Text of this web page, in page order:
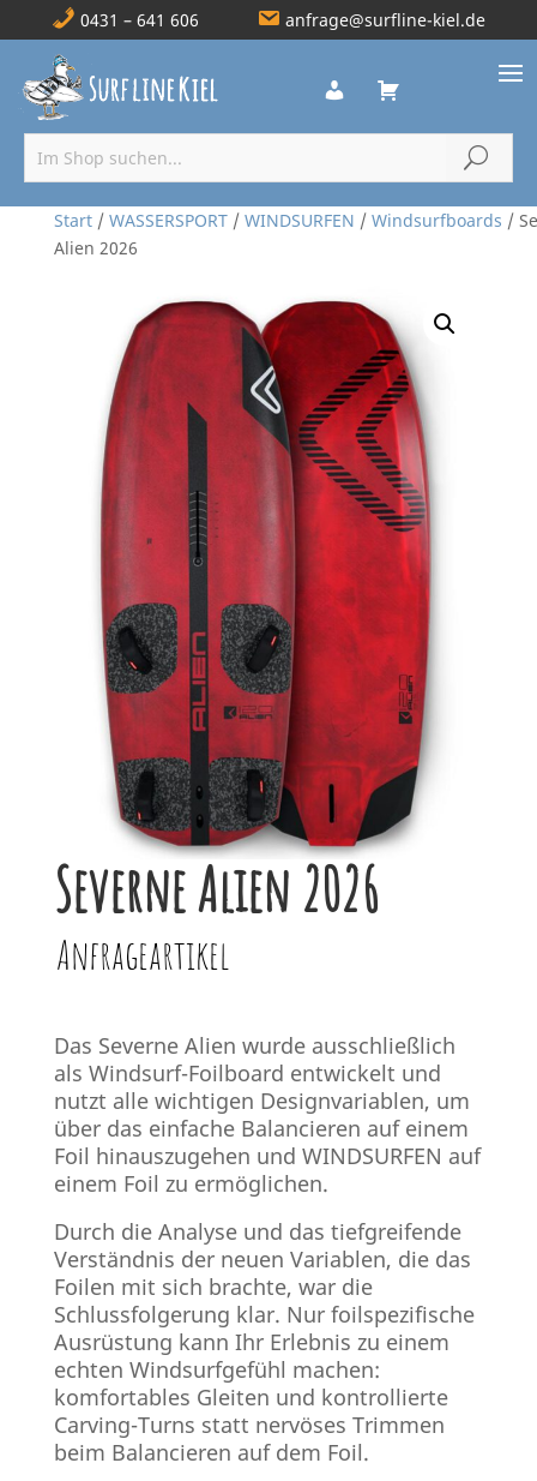
0431 – 641 606 anfrage@surfline-kiel.de
Start/ WASSERSPORT/ WINDSURFEN / Windsurfboards /
Alien 2026
Severne Alien 2026
Anfrageartikel
Das Severne Alien wurde ausschließlich
als Windsurf-Foilboard entwickelt und
nutzt alle wichtigen Designvariablen, um
über das einfache Balancieren auf einem
Foil hinauszugehen und WINDSURFEN auf
einem Foil zu ermöglichen.
Durch die Analyse und das tiefgreifende
Verständnis der neuen Variablen, die das
Foilen mit sich brachte, war die
Schlussfolgerung klar. Nur foilspezifische
Ausrüstung kann Ihr Erlebnis zu einem
echten Windsurfgefühl machen:
komfortables Gleiten und kontrollierte
Carving-Turns statt nervöses Trimmen
beim Balancieren auf dem Foil.